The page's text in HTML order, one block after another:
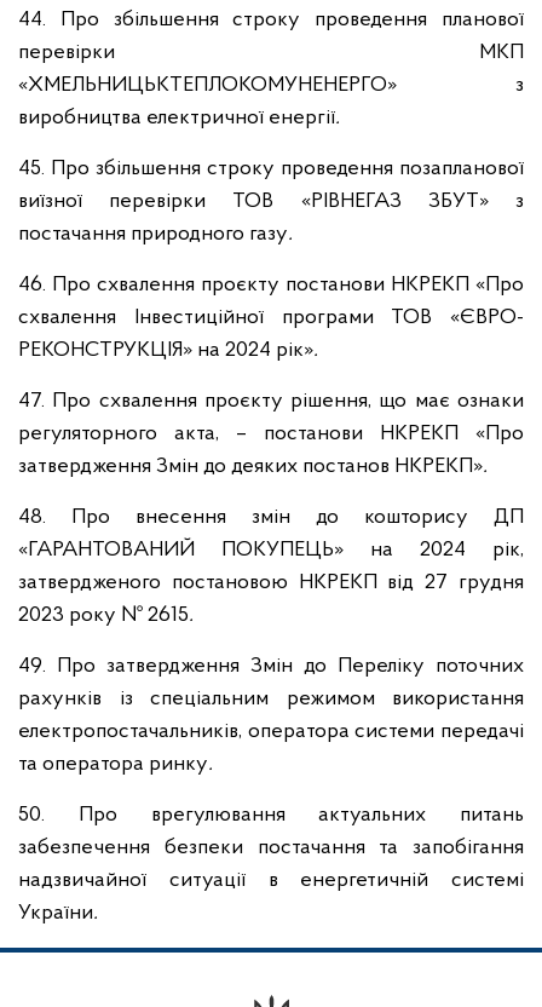
44. Про збільшення строку проведення планової
перевірки МКП
«ХМЕЛЬНИЦЬКТЕПЛОКОМУНЕНЕРГО» з
виробництва електричної енергії.
45. Про збільшення строку проведення позапланової
виїзної перевірки ТОВ «РІВНЕГАЗ ЗБУТ» з
постачання природного газу.
46. Про схвалення проєкту постанови НКРЕКП «Про
схвалення Інвестиційної програми ТОВ «ЄВРО-
РЕКОНСТРУКЦІЯ» на 2024 рік».
47. Про схвалення проєкту рішення, що має ознаки
регуляторного акта, – постанови НКРЕКП «Про
затвердження Змін до деяких постанов НКРЕКП».
48. Про внесення змін до кошторису ДП
«ГАРАНТОВАНИЙ ПОКУПЕЦЬ» на 2024 рік,
затвердженого постановою НКРЕКП від 27 грудня
2023 року № 2615.
49. Про затвердження Змін до Переліку поточних
рахунків із спеціальним режимом використання
електропостачальників, оператора системи передачі
та оператора ринку.
50. Про врегулювання актуальних питань
забезпечення безпеки постачання та запобігання
надзвичайної ситуації в енергетичній системі
України.